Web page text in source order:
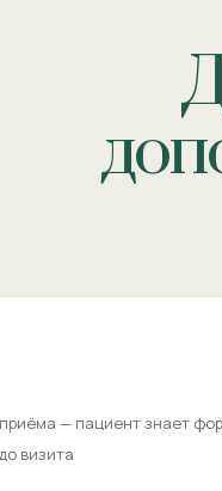
— пациент знает
визита